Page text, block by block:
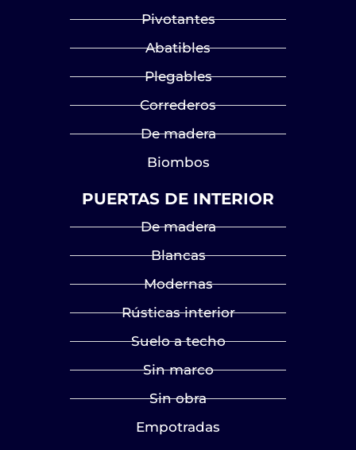
Pivotantes
Abatibles
Plegables
Correderos
De madera
Biombos
PUERTAS DE INTERIOR
De madera
Blancas
Modernas
Rústicas interior
Suelo a techo
Sin marco
Sin obra
Empotradas